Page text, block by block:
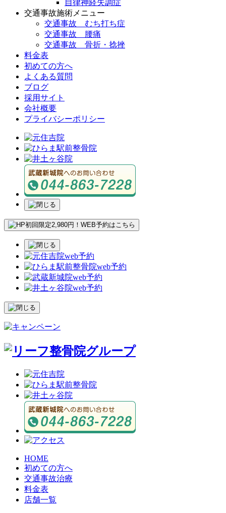
自律神経失調症
交通事故施術メニュー
交通事故 むち打ち症
交通事故 腰痛
交通事故 骨折・捻挫
料金表
初めての方へ
よくある質問
ブログ
採用サイト
会社概要
プライバシーポリシー
HOME
初めての方へ
交通事故治療
料金表
店舗一覧